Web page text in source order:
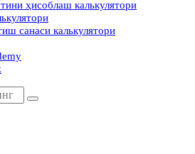
ҳисоблаш калькулятори
санаси калькулятори